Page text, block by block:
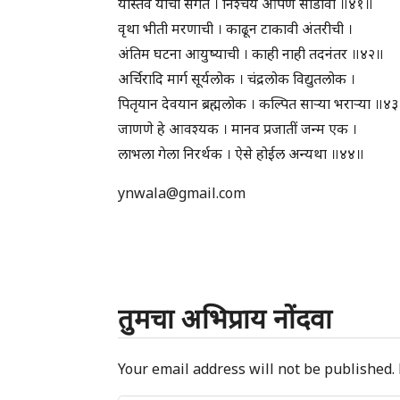
वृथा भीती मरणाची । काढून टाकावी अंतरीची ।
अंतिम घटना आयुष्याची । काही नाही तदनंतर ॥४२॥
अर्चिरादि मार्ग सूर्यलोक । चंद्रलोक विद्युतलोक ।
पितृयान देवयान ब्रह्मलोक । कल्पित सार्‍या भरार्‍या
जाणणे हे आवश्यक । मानव प्रजातीं जन्म एक ।
लाभला गेला निरर्थक । ऐसे होईल अन्यथा ॥४४॥
ynwala@gmail.com
तुमचा अभिप्राय नोंदवा
Your email address will not be published.